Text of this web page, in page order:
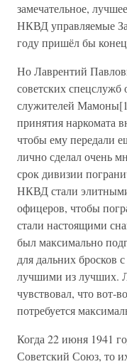
замечательное,
НКВД управляемые
году пришёл бы
Но Лаврентий
советских
служителей
принятия наркомата
чтобы ему передали
лично сделал очень
срок дивизии
НКВД стали
офицеров, чтобы
стали настоящими
был максимально
для дальних бросков
лучшими из лучших.
чувствовал, что вот-
потребуется
Когда 22 июня 1941
Советский Союз, то